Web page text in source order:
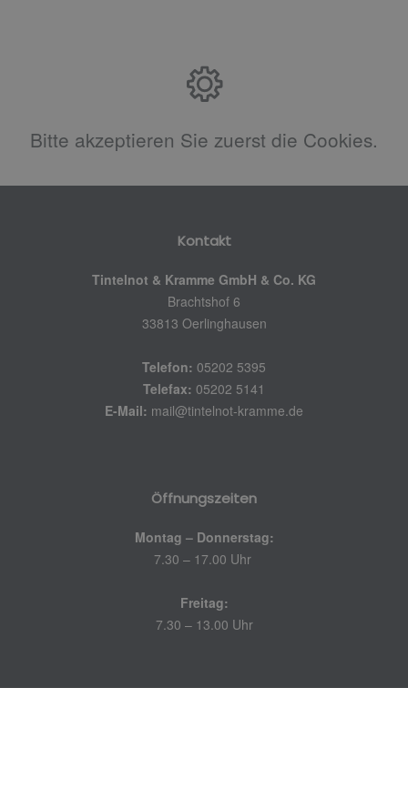
Bitte akzeptieren Sie zuerst die Cookies.
Kontakt
Tintelnot & Kramme GmbH & Co. KG
Brachtshof 6
33813 Oerlinghausen
Telefon: 05202 5395
Telefax: 05202 5141
E-Mail: mail@tintelnot-kramme.de
Öffnungszeiten
Montag – Donnerstag:
7.30 – 17.00 Uhr
Freitag:
7.30 – 13.00 Uhr